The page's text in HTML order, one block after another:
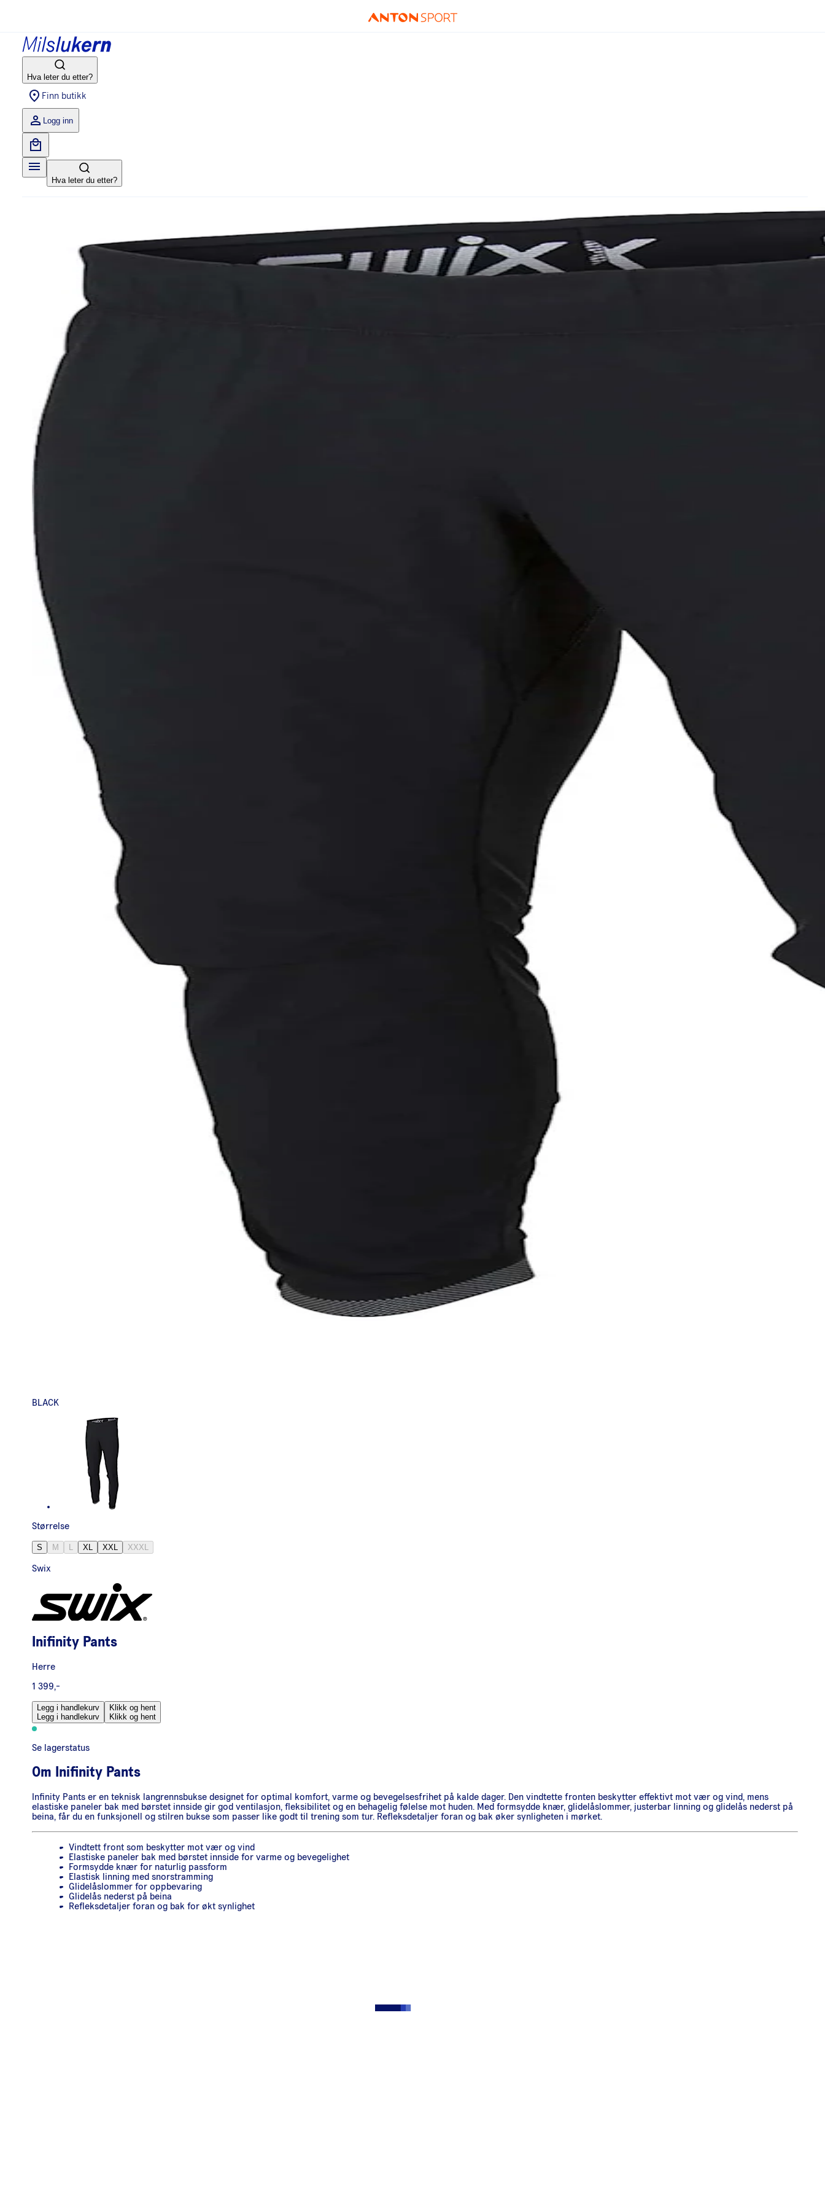
Hva leter du etter?
Finn butikk
Logg inn
Hva leter du etter?
BLACK
Størrelse
S M L XL XXL XXXL
Swix
Inifinity Pants
Herre
1 399,-
Legg i handlekurv
Legg i handlekurv
Klikk og hent
Klikk og hent
Se lagerstatus
Om Inifinity Pants
Infinity Pants er en teknisk langrennsbukse designet for optimal komfort, varme og bevegelsesfrihet på kalde dager. Den vindtette fronten beskytter effektivt mot vær og vind, mens
elastiske paneler bak med børstet innside gir god ventilasjon, fleksibilitet og en behagelig følelse mot huden. Med formsydde knær, glidelåslommer, justerbar linning og glidelås nederst på
beina, får du en funksjonell og stilren bukse som passer like godt til trening som tur. Refleksdetaljer foran og bak øker synligheten i mørket.
Vindtett front som beskytter mot vær og vind
Elastiske paneler bak med børstet innside for varme og bevegelighet
Formsydde knær for naturlig passform
Elastisk linning med snorstramming
Glidelåslommer for oppbevaring
Glidelås nederst på beina
Refleksdetaljer foran og bak for økt synlighet